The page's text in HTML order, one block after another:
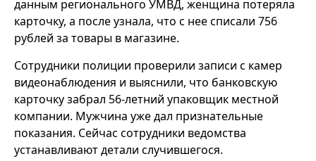
данным регионального УМВД, женщина потеряла
карточку, а после узнала, что с нее списали 756
рублей за товары в магазине.
Сотрудники полиции проверили записи с камер
видеонаблюдения и выяснили, что банковскую
карточку забрал 56-летний упаковщик местной
компании. Мужчина уже дал признательные
показания. Сейчас сотрудники ведомства
устанавливают детали случившегося.